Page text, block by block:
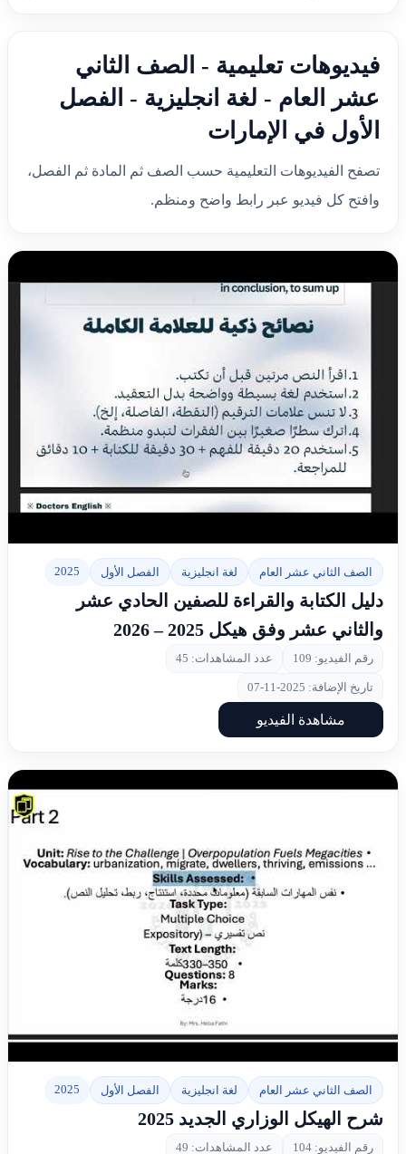
فيديوهات تعليمية - الصف الثاني
عشر العام - لغة انجليزية - الفصل
الأول في الإمارات
تصفح الفيديوهات التعليمية حسب الصف ثم المادة ثم الفصل،
وافتح كل فيديو عبر رابط واضح ومنظم.
▶الصف الثاني عشر العام لغة انجليزية الفصل الأول 2025
دليل الكتابة والقراءة للصفين الحادي عشر
والثاني عشر وفق هيكل 2025 – 2026
رقم الفيديو: 109 عدد المشاهدات: 45
تاريخ الإضافة: 2025-11-07
مشاهدة الفيديو
▶الصف الثاني عشر العام لغة انجليزية الفصل الأول 2025
شرح الهيكل الوزاري الجديد 2025
رقم الفيديو: 104 عدد المشاهدات: 49